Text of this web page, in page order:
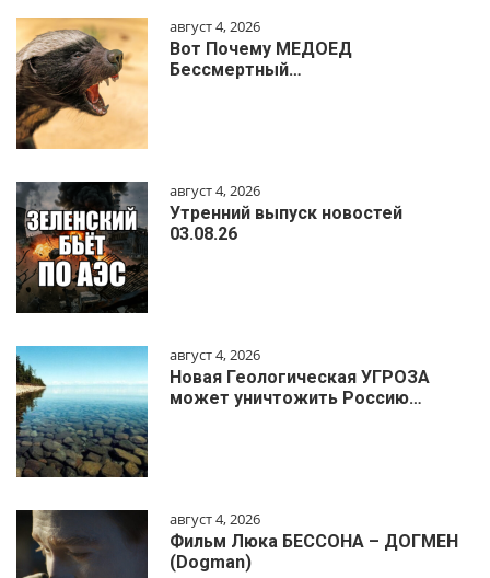
август 4, 2026
Вот Почему МЕДОЕД
Бессмертный…
август 4, 2026
Утренний выпуск новостей
03.08.26
август 4, 2026
Новая Геологическая УГРОЗА
может уничтожить Россию…
август 4, 2026
Фильм Люка БЕССОНА – ДОГМЕН
(Dogman)